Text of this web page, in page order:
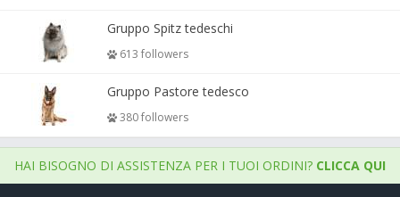
Gruppo Spitz tedeschi
613 followers
Gruppo Pastore tedesco
380 followers
HAI BISOGNO DI ASSISTENZA PER I TUOI ORDINI? CLICCA QUI